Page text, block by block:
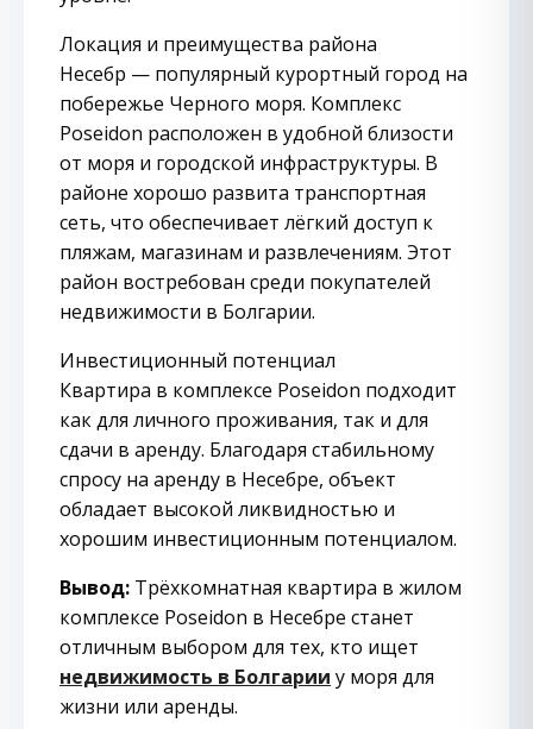
Локация и преимущества района
Несебр — популярный курортный город на
побережье Черного моря. Комплекс
Poseidon расположен в удобной близости
от моря и городской инфраструктуры. В
районе хорошо развита транспортная
сеть, что обеспечивает лёгкий доступ к
пляжам, магазинам и развлечениям. Этот
район востребован среди покупателей
недвижимости в Болгарии.
Инвестиционный потенциал
Квартира в комплексе Poseidon подходит
как для личного проживания, так и для
сдачи в аренду. Благодаря стабильному
спросу на аренду в Несебре, объект
обладает высокой ликвидностью и
хорошим инвестиционным потенциалом.
Вывод: Трёхкомнатная квартира в жилом
комплексе Poseidon в Несебре станет
отличным выбором для тех, кто ищет
недвижимость в Болгарии у моря для
жизни или аренды.